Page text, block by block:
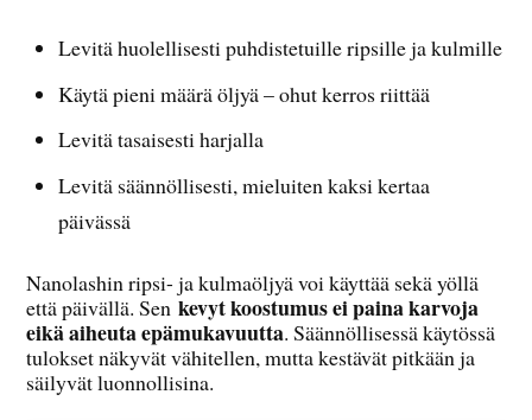
Levitä huolellisesti puhdistetuille ripsille ja kulmille
Käytä pieni määrä öljyä – ohut kerros riittää
Levitä tasaisesti harjalla
Levitä säännöllisesti, mieluiten kaksi kertaa
päivässä
Nanolashin ripsi- ja kulmaöljyä voi käyttää sekä yöllä
että päivällä. Senkevyt koostumus ei paina karvoja
eikä aiheuta epämukavuutta. Säännöllisessä käytössä
tulokset näkyvät vähitellen, mutta kestävät pitkään ja
säilyvät luonnollisina.